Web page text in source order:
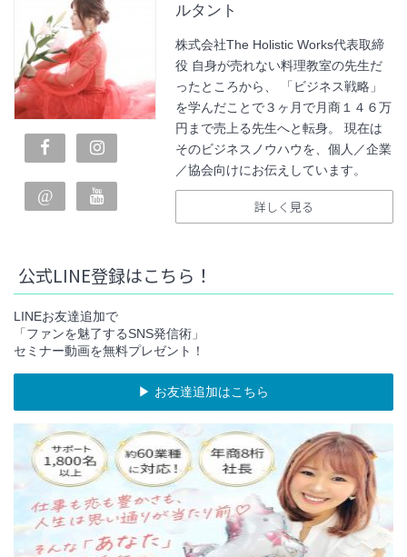
ルタント
株式会社The Holistic Works代表取締
役 自身が売れない料理教室の先生だ
ったところから、 「ビジネス戦略」
を学んだことで３ヶ月で月商１４６万
円まで売上る先生へと転身。 現在は
そのビジネスノウハウを、個人／企業
／協会向けにお伝えしています。
詳しく見る
公式LINE登録はこちら！
LINEお友達追加で
「ファンを魅了するSNS発信術」
セミナー動画を無料プレゼント！
▶︎ お友達追加はこちら